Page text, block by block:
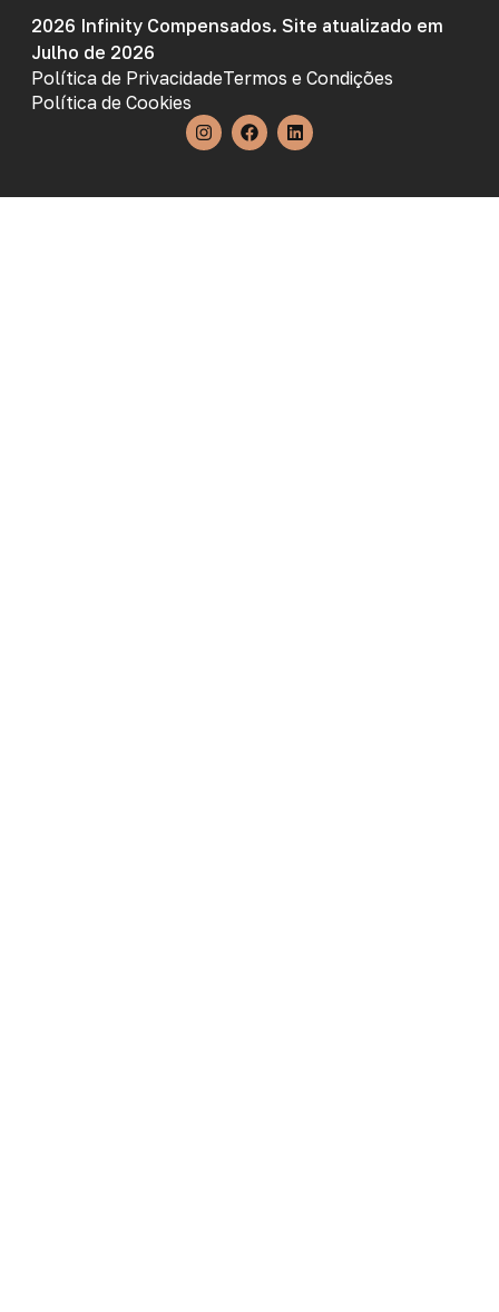
2026 Infinity Compensados. Site atualizado em
Julho de 2026
Política de PrivacidadeTermos e Condições
Política de Cookies